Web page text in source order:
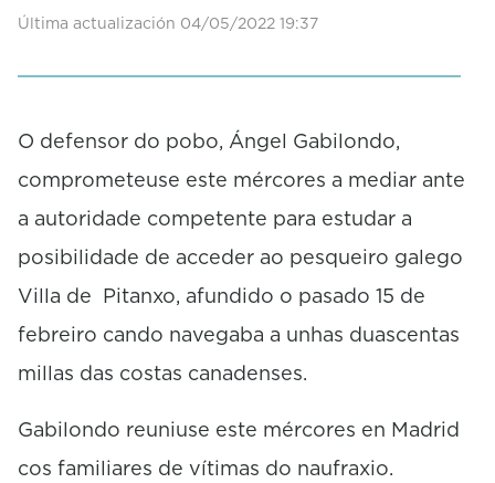
0
e
n
s
Última actualización 04/05/2022 19:37
O defensor do pobo, Ángel Gabilondo,
comprometeuse este mércores a mediar ante
a autoridade competente para estudar a
posibilidade de acceder ao pesqueiro galego
Villa de Pitanxo, afundido o pasado 15 de
febreiro cando navegaba a unhas duascentas
millas das costas canadenses.
Gabilondo reuniuse este mércores en Madrid
cos familiares de vítimas do naufraxio.